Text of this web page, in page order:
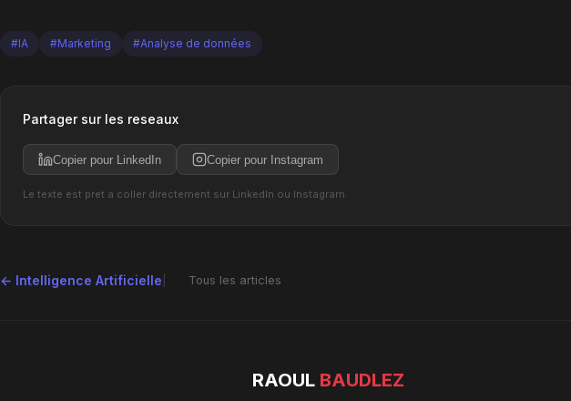
#IA #Marketing #Analyse de données
Partager sur les reseaux
Copier pour LinkedIn Copier pour Instagram
Le texte est pret a coller directement sur LinkedIn ou Instagram.
← Intelligence Artificielle Tous les articles
RAOUL BAUDLEZ